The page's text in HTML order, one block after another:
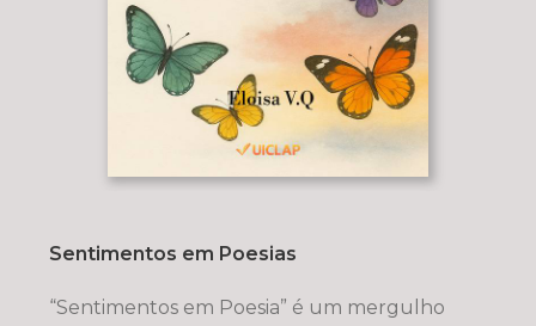
Sentimentos em Poesias
“Sentimentos em Poesia” é um mergulho